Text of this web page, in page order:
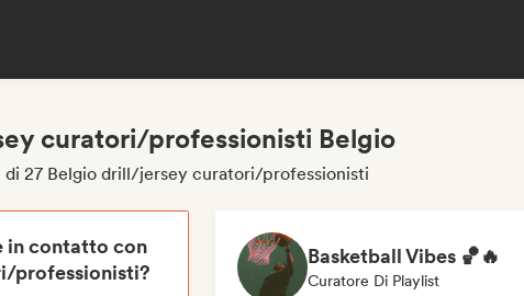
curatori/professionisti Belgio
di 27 Belgio drill/jersey curatori/professionisti
in contatto con
professionisti?
Basketball Vibes 🏀🔥
Curatore Di Playlist